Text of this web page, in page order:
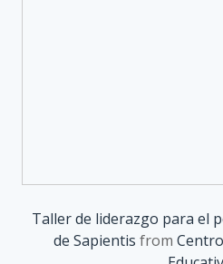
Taller de liderazgo para el
de Sapientis from